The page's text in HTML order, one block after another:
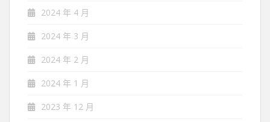
2024 年 4 月
2024 年 3 月
2024 年 2 月
2024 年 1 月
2023 年 12 月